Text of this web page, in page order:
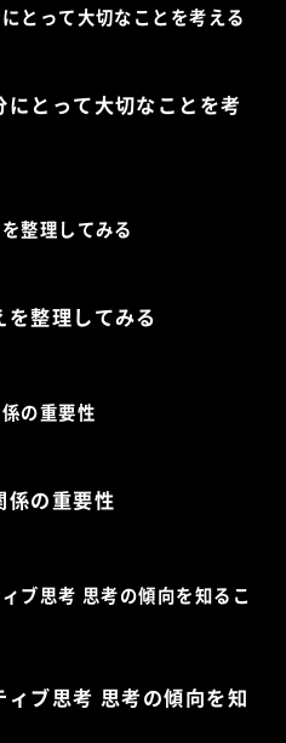
とって大切なことを考
整理してみる
係の重要性
ブ思考 思考の傾向を知